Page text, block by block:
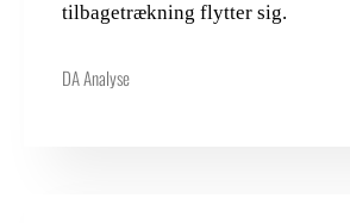
tilbagetrækning flytter sig.
DA Analyse